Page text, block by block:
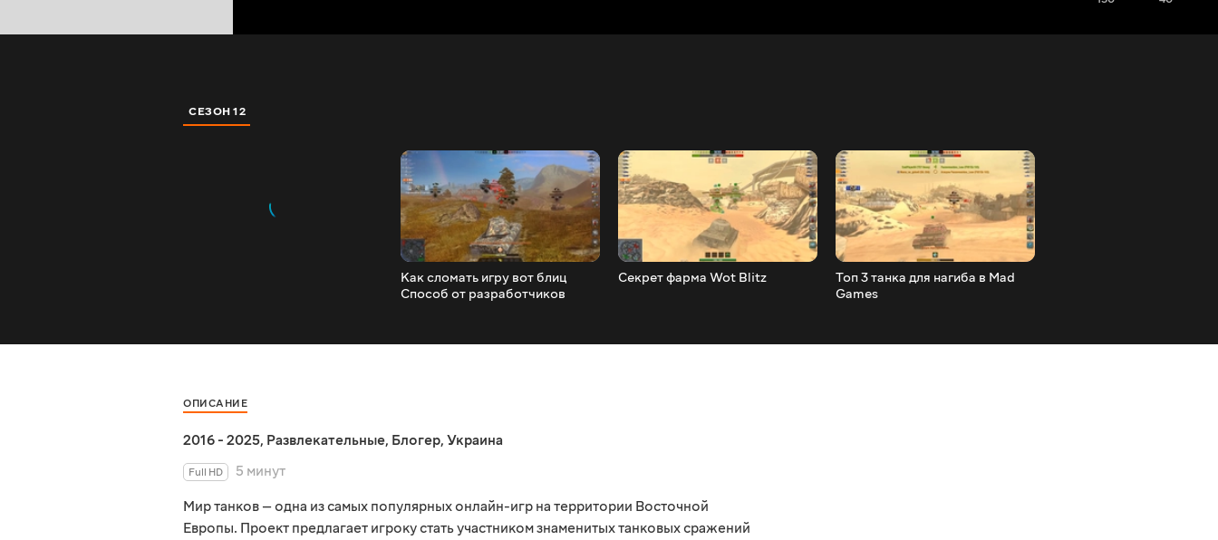
СЕЗОН 12
Как сломать игру вот блиц
Способ от разработчиков
Секрет фарма Wot Blitz
Топ 3 танка для нагиба в Mad
Games
ОПИСАНИЕ
2016 - 2025, Развлекательные, Блогер, Украина
Full HD
5 минут
Мир танков — одна из самых популярных онлайн-игр на территории Восточной
Европы. Проект предлагает игроку стать участником знаменитых танковых сражений